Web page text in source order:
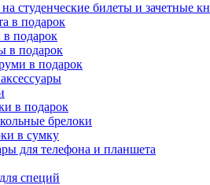
студенческие билеты и зачетные
в подарок
подарок
в подарок
в подарок
в подарок
брелоки
в сумку
для телефона и планшета
специй